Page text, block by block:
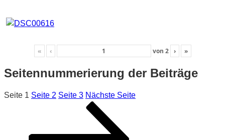
« ‹ von 2 › »
Seitennummerierung der Beiträge
Seite 1 Seite 2 Seite 3 Nächste Seite